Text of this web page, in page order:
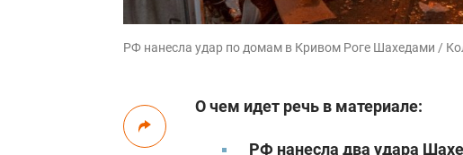
РФ нанесла удар по домам в Кривом Роге Шахедами /
О чем идет речь в материале:
РФ нанесла два удара